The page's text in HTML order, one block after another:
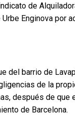
de
Enginova por
del barrio de
de la
después de que
de Barcelona.